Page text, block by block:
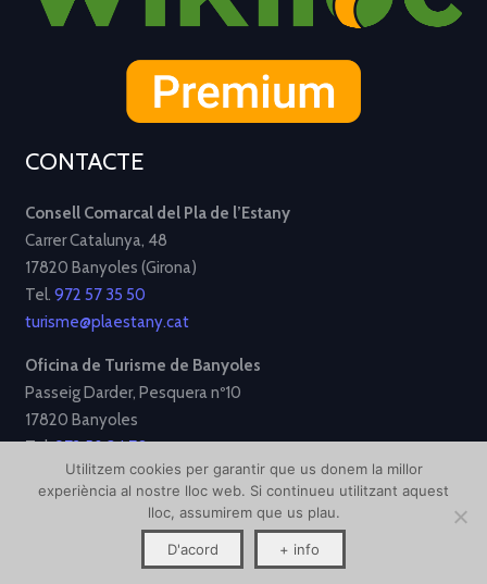
CONTACTE
Consell Comarcal del Pla de l’Estany
Carrer Catalunya, 48
17820 Banyoles (Girona)
Tel. 972 57 35 50
turisme@plaestany.cat
Oficina de Turisme de Banyoles
Passeig Darder, Pesquera nº10
17820 Banyoles
Tel.972 58 34 70
turisme@ajbanyoles.org
[Política de Privacitat][Política de Cookies]
Disseny i desenvolupament perCreative Corner
Utilitzem cookies per garantir que us donem la millor
experiència al nostre lloc web. Si continueu utilitzant aquest
lloc, assumirem que us plau.
D'acord + info